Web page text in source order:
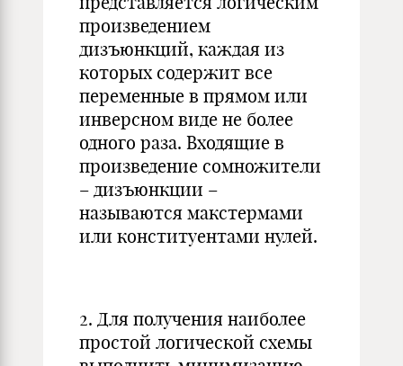
произведением
дизъюнкций, каждая из
которых содержит все
переменные в прямом или
инверсном виде не более
одного раза. Входящие в
произведение сомножители
– дизъюнкции –
называются макстермами
или конституентами нулей.
2. Для получения наиболее
простой логической схемы